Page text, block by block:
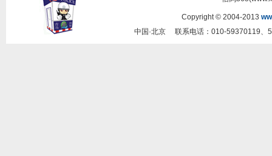
Copyright © 2004-2013
中国·北京 联系电话：010-